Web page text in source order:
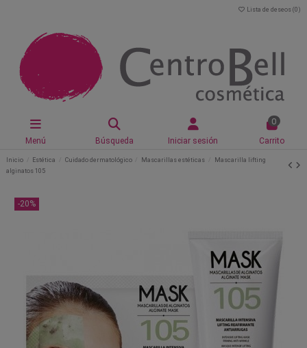
Lista de deseos (0 )
Menú Búsqueda Iniciar sesión
0
Carrito
Inicio Estética Cuidado dermatológico Mascarillas estéticas
Mascarilla lifting
alginatos 105
-20%